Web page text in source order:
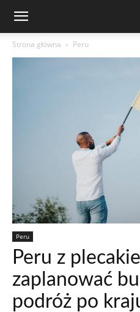
Strona główna Peru
Peru
Peru z
zaplanować
podróż po